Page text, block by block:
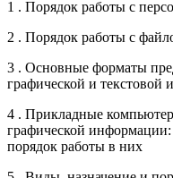
1 . Порядок работы с
2 . Порядок работы с
3 . Основные форматы
графической и текстовой
4 . Прикладные
графической
порядок работы в них